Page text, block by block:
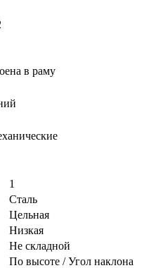
в раму
1
Сталь
Цельная
Низкая
Не складной
По высоте / Угол наклона